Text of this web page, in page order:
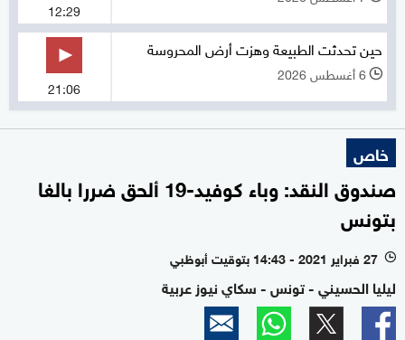
12:29
حين تحدثت الطبيعة وهزت أرض المحروسة
l 6 أغسطس 2026
21:06
خاص
صندوق النقد: وباء كوفيد-19 ألحق ضررا بالغا
بتونس
l 27 فبراير 2021 - 14:43 بتوقيت أبوظبي
ليليا الحسيني - تونس - سكاي نيوز عربية